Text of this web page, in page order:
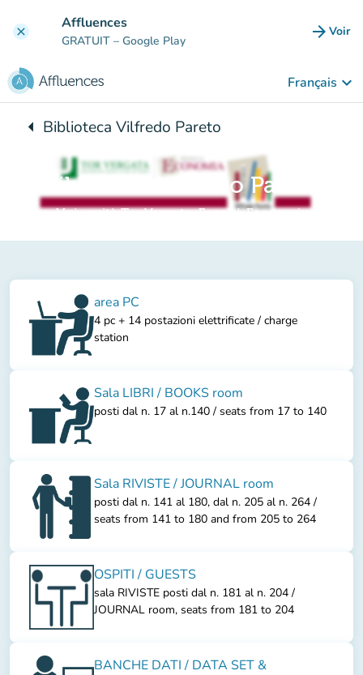
clear Affluences
GRATUIT – Google Play arrow_forward Voir
Français keyboard_arrow_down
arrow_leftRetour à :
Biblioteca Vilfredo Pareto
Biblioteca Vilfredo Pareto
Università Tor Vergata, Facoltà Economia
area PC
4 pc + 14 postazioni elettrificate / charge
station
Sala LIBRI / BOOKS room
posti dal n. 17 al n.140 / seats from 17 to 140
Sala RIVISTE / JOURNAL room
posti dal n. 141 al 180, dal n. 205 al n. 264 /
seats from 141 to 180 and from 205 to 264
OSPITI / GUESTS
sala RIVISTE posti dal n. 181 al n. 204 /
JOURNAL room, seats from 181 to 204
BANCHE DATI / DATA SET &